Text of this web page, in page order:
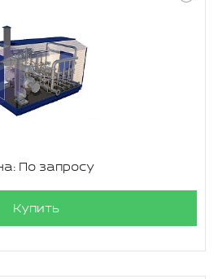
По запросу
Купить